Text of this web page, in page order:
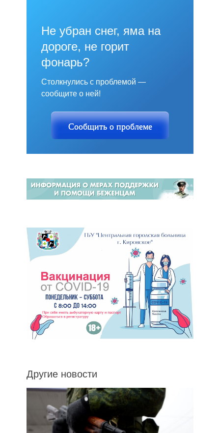
Не убран снег, яма на
дороге, не горит
фонарь?
Столкнулись с проблемой —
сообщите о ней!
Сообщить о проблеме
Другие новости